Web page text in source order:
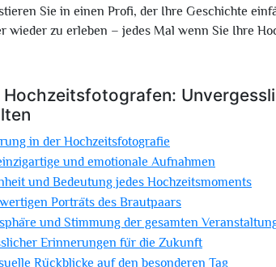
Sie in einen Profi, der Ihre Geschichte
wieder zu erleben – jedes Mal wenn Sie Ihre
Hochzeitsfotografen:
in der Hochzeitsfotografie
und emotionale Aufnahmen
und Bedeutung jedes Hochzeitsmoments
Porträts des Brautpaars
und Stimmung der gesamten
Erinnerungen für die Zukunft
Rückblicke auf den besonderen Tag